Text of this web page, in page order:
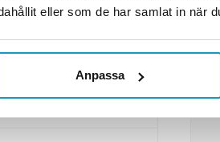
eller som de har samlat in när
Anpassa
och ger